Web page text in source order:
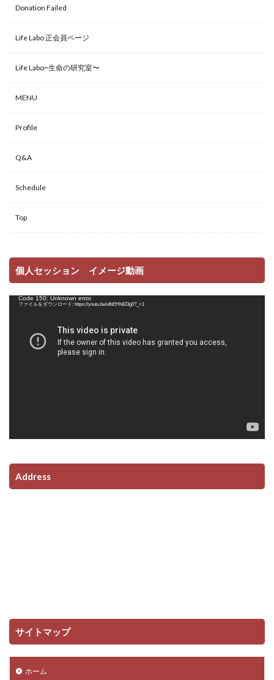
Donation Failed
Life Labo 正会員ページ
Life Labo~生命の研究室〜
MENU
Profile
Q&A
Schedule
Top
個人セッション イメージ動画
動 Code 150: Unknown error.
ファイルをダウンロード: https://youtu.be/ufbEHh823g0?_=1
Address
サイトマップ
ホーム